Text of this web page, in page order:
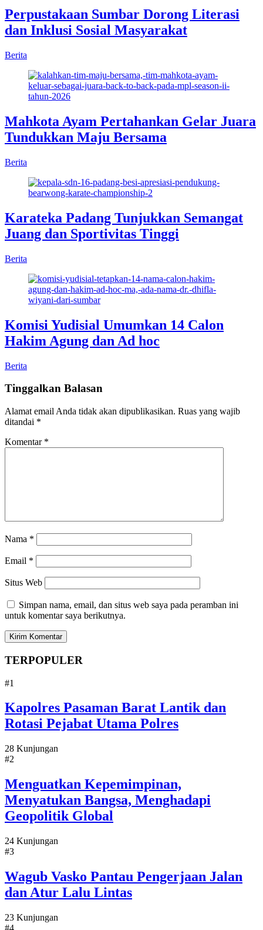
Perpustakaan Sumbar Dorong Literasi
dan Inklusi Sosial Masyarakat
Berita
Mahkota Ayam Pertahankan Gelar Juara
Tundukkan Maju Bersama
Berita
Karateka Padang Tunjukkan Semangat
Juang dan Sportivitas Tinggi
Berita
Komisi Yudisial Umumkan 14 Calon
Hakim Agung dan Ad hoc
Berita
Tinggalkan Balasan
Alamat email Anda tidak akan dipublikasikan. Ruas yang wajib
ditandai *
Komentar *
Nama *
Email *
Situs Web
Simpan nama, email, dan situs web saya pada peramban ini
untuk komentar saya berikutnya.
TERPOPULER
#1
Kapolres Pasaman Barat Lantik dan
Rotasi Pejabat Utama Polres
28 Kunjungan
#2
Menguatkan Kepemimpinan,
Menyatukan Bangsa, Menghadapi
Geopolitik Global
24 Kunjungan
#3
Wagub Vasko Pantau Pengerjaan Jalan
dan Atur Lalu Lintas
23 Kunjungan
#4